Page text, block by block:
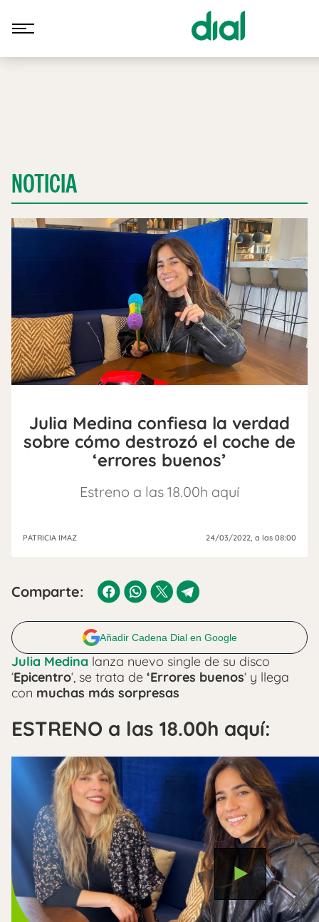
NOTICIA
Julia Medina confiesa la verdad
sobre cómo destrozó el coche de
‘errores buenos’
Estreno a las 18.00h aquí
PATRICIA IMAZ 24/03/2022, a las 08:00
Comparte:
Añadir Cadena Dial en Google
Julia Medina lanza nuevo single de su disco
‘Epicentro‘, se trata de ‘Errores buenos‘ y llega
con muchas más sorpresas
ESTRENO a las 18.00h aquí: